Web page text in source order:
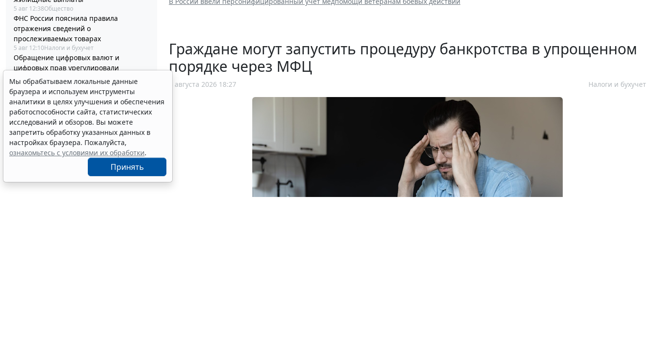
5 авг 12:38Общество
ФНС России пояснила правила
отражения сведений о
прослеживаемых товарах
5 авг 12:10Налоги и бухучет
Обращение цифровых валют и
цифровых прав урегулировали
отдельным законом
5 авг 11:44
Установлены полномочия регионов по
обслуживанию внутренним водным
транспортом
5 авг 11:18Транспорт
Граждане могут запустить процедуру банкротства в упрощенном
порядке через МФЦ
5 августа 2026 18:27 Налоги и бухучет
Мы обрабатываем локальные данные
браузера и используем инструменты
аналитики в целях улучшения и обеспечения
работоспособности сайта, статистических
исследований и обзоров. Вы можете
запретить обработку указанных данных в
настройках браузера. Пожалуйста,
ознакомьтесь с условиями их обработки.
Принять